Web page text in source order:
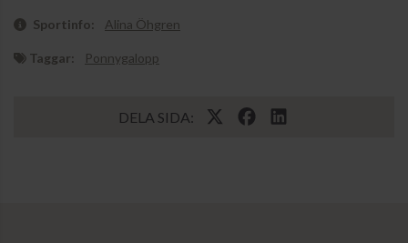
Sportinfo: Alina Öhgren
Taggar: Ponnygalopp
DELA SIDA: